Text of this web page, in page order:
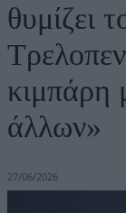
θυμίζει
κιμπάρη
άλλων»
27/06/2026